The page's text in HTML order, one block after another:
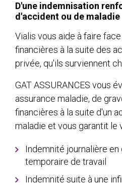
D'une indemnisation
d'accident ou de maladie
Vialis vous aide à faire
financières à la suite des
privée, qu'ils surviennent
GAT ASSURANCES vous
assurance maladie, de
financières à la suite d'un
maladie et vous garantit le
Indemnité journalière
temporaire de travail
Indemnité suite à une